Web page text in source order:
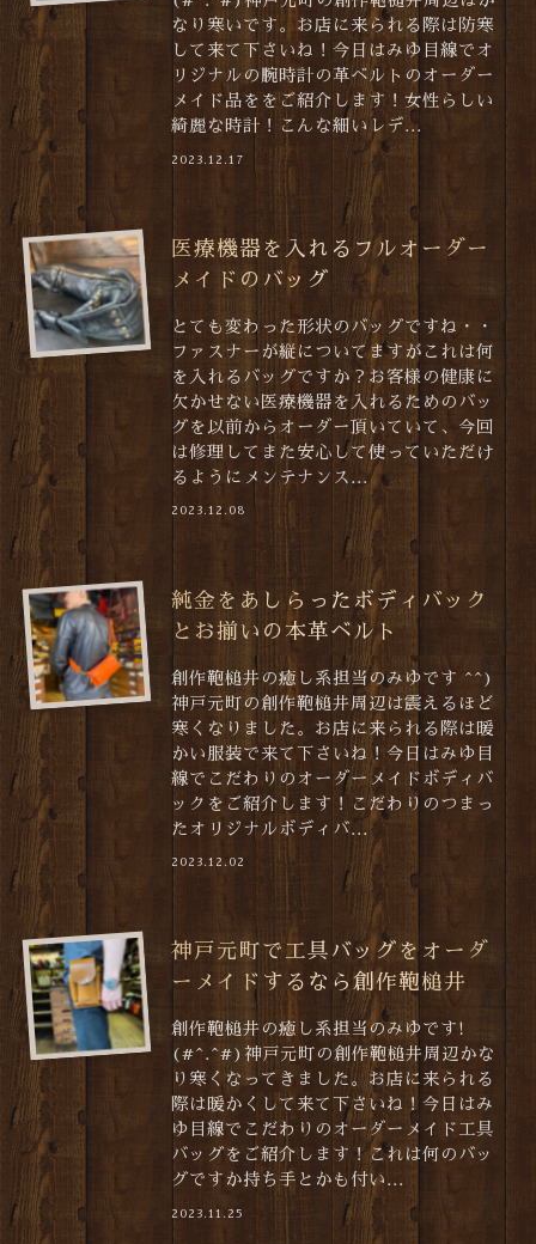
なり寒いです。お店に来られる際は防寒
して来て下さいね！今日はみゆ目線でオ
リジナルの腕時計の革ベルトのオーダー
メイド品ををご紹介します！女性らしい
綺麗な時計！こんな細いレデ...
2023.12.17
医療機器を入れるフルオーダー
メイドのバッグ
とても変わった形状のバッグですね・・
ファスナーが縦についてますがこれは何
を入れるバッグですか？お客様の健康に
欠かせない医療機器を入れるためのバッ
グを以前からオーダー頂いていて、今回
は修理してまた安心して使っていただけ
るようにメンテナンス...
2023.12.08
純金をあしらったボディバック
とお揃いの本革ベルト
創作鞄槌井の癒し系担当のみゆです ^^)
神戸元町の創作鞄槌井周辺は震えるほど
寒くなりました。お店に来られる際は暖
かい服装で来て下さいね！今日はみゆ目
線でこだわりのオーダーメイドボディバ
ックをご紹介します！こだわりのつまっ
たオリジナルボディバ...
2023.12.02
神戸元町で工具バッグをオーダ
ーメイドするなら創作鞄槌井
創作鞄槌井の癒し系担当のみゆです!
(#^.^#)神戸元町の創作鞄槌井周辺かな
り寒くなってきました。お店に来られる
際は暖かくして来て下さいね！今日はみ
ゆ目線でこだわりのオーダーメイド工具
バッグをご紹介します！これは何のバッ
グですか持ち手とかも付い...
2023.11.25